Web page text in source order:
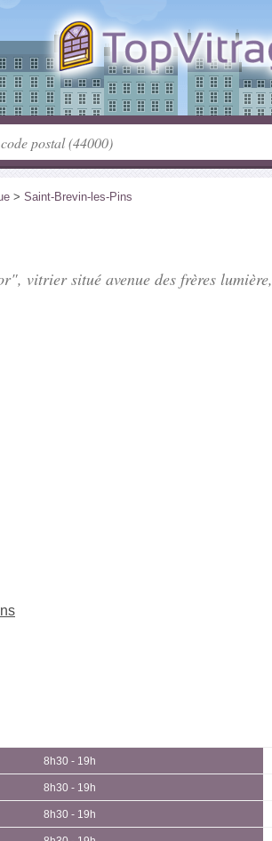
> Saint-Brevin-les-Pins
vitrier situé avenue des frères lumière,
8h30 - 19h
8h30 - 19h
8h30 - 19h